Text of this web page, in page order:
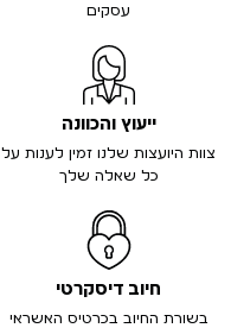
עסקים
ייעוץ והכוונה
צוות היועצות שלנו זמין לענות על
כל שאלה שלך
חיוב דיסקרטי
בשורת החיוב בכרטיס האשראי